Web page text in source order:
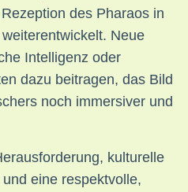
des Pharaos in
Neue
Intelligenz oder
dazu beitragen, das Bild
noch immersiver und
kulturelle
eine respektvolle,